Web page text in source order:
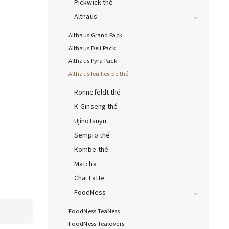
Pickwick thé
Althaus
Althaus Grand Pack
Althaus Deli Pack
Althaus Pyra Pack
Althaus feuilles de thé
Ronnefeldt thé
K-Ginseng thé
Ujinotsuyu
Sempio thé
Kombe thé
Matcha
Chai Latte
FoodNess
FoodNess TeaNess
FoodNess Tealovers